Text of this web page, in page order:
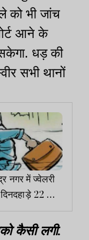
को भी जांच
आने के
धड़ की
सभी थानों
22 लाख
विरोध पर
कैसी लगी.